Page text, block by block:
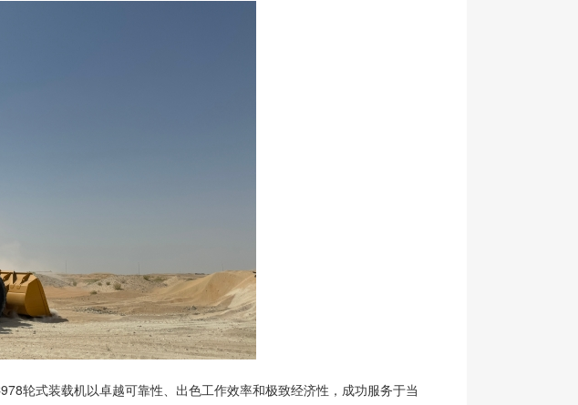
轮式装载机以卓越可靠性、出色工作效率和极致经济性，成功服务于当